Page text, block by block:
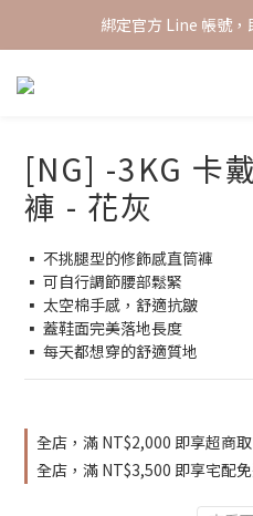
全館滿 $2000 超取免運
綁定官方 Line 帳號
全館滿 $2000 超取免運
[NG] -3KG 卡
褲 - 花灰
▪️ 不挑腿型的修飾感直筒褲
▪️ 可自行調節腰部鬆緊
▪️ 太空棉手感，舒適抗皺
▪️ 蓋鞋面完美落地長度
▪️ 每天都想穿的舒適質地
全店，滿 NT$2,000 即享超商
全店，滿 NT$3,500 即享宅配